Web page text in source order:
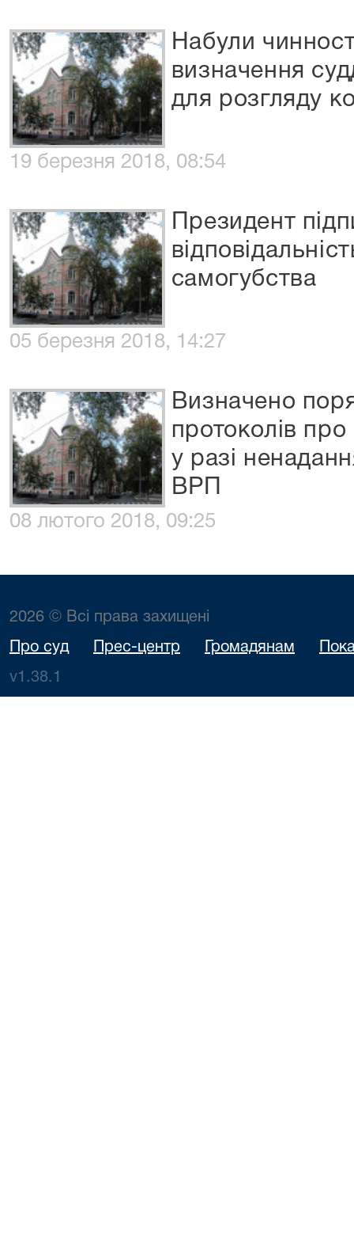
Набули
визначення
для розгляду
19 березня 2018, 08:54
Президент
самогубства
05 березня 2018, 14:27
Визначено
протоколів
у разі
ВРП
08 лютого 2018, 09:25
2026 © Всі права захищені
Про суд Прес-центр Громадянам
v1.38.1